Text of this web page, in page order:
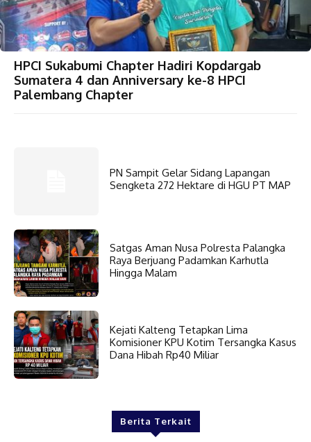
HPCI Sukabumi Chapter Hadiri Kopdargab
Sumatera 4 dan Anniversary ke-8 HPCI
Palembang Chapter
PN Sampit Gelar Sidang Lapangan
Sengketa 272 Hektare di HGU PT MAP
Satgas Aman Nusa Polresta Palangka
Raya Berjuang Padamkan Karhutla
Hingga Malam
Kejati Kalteng Tetapkan Lima
Komisioner KPU Kotim Tersangka Kasus
Dana Hibah Rp40 Miliar
Berita Terkait